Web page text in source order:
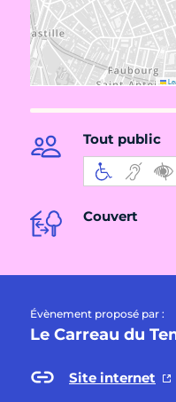
Tout public
Couvert
Évènement proposé par :
Le Carreau du
Site internet